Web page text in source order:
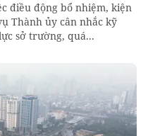
điều động bổ nhiệm, kiện
Thành ủy cân nhắc kỹ
sở trường, quá...